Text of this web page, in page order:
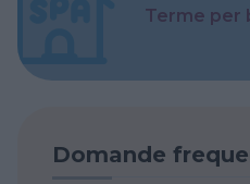
Terme per
Domande